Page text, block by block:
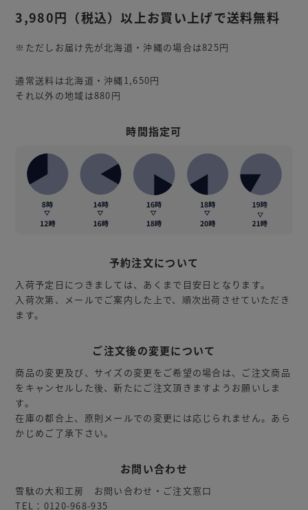
3,980円 （税込）以上お買い上げで送料無料
※ただしお届け先が北海道・沖縄の場合は825円
通常送料は北海道・沖縄1,650円
それ以外の地域は880円
時間指定可
予約注文について
入荷予定日につきましては、あくまで目安日となります。
入荷次第、メールでご案内した上で、順次出荷させていただき
ます。
ご注文後の変更について
商品の変更及び、サイズの変更をご希望の場合は、ご注文商品
をキャンセルした後、新たにご注文頂きますようお願いしま
す。
在庫の都合上、原則メールでの変更には応じられません。あら
かじめご了承下さい。
お問い合わせ
雪駄の大和工房 お問い合わせ・ご注文窓口
TEL：0120-968-935